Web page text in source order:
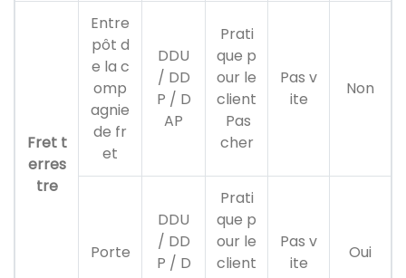
Fret t
erres
tre
Entre
pôt d
e la c
omp
agnie
de fr
et
DDU
/ DD
P / D
AP
Prati
que p
our le
client
Pas
cher
Pas v
ite
Non
Porte
DDU
/ DD
P / D
Prati
que p
our le
client
Pas v
ite
Oui